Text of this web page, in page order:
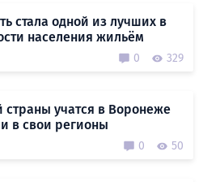
стала одной из лучших в
населения жильём
0 329
страны учатся в Воронеже
в свои регионы
0 50